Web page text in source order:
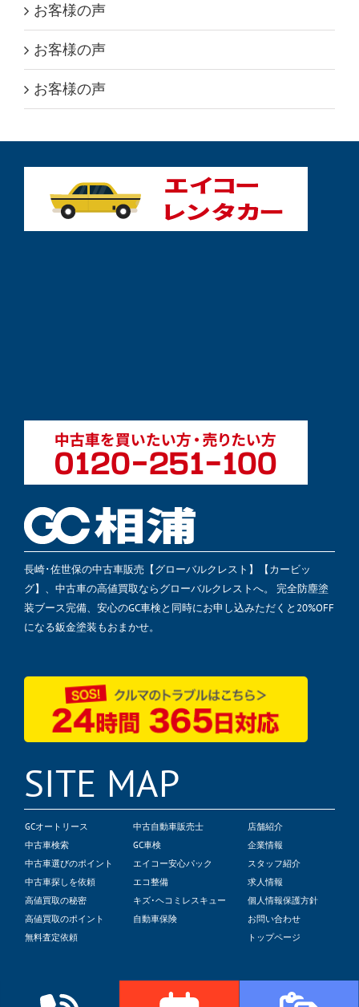
お客様の声
お客様の声
お客様の声
長崎･佐世保の中古車販売【グローバルクレスト】【カービッ
グ】、中古車の高値買取ならグローバルクレストへ。 完全防塵塗
装ブース完備、安心のGC車検と同時にお申し込みただくと20%OFF
になる鈑金塗装もおまかせ。
SITE MAP
GCオートリース
中古車検索
中古車選びのポイント
中古車探しを依頼
高値買取の秘密
高値買取のポイント
無料査定依頼
中古自動車販売士
GC車検
エイコー安心パック
エコ整備
キズ･ヘコミレスキュー
自動車保険
店舗紹介
企業情報
スタッフ紹介
求人情報
個人情報保護方針
お問い合わせ
トップページ